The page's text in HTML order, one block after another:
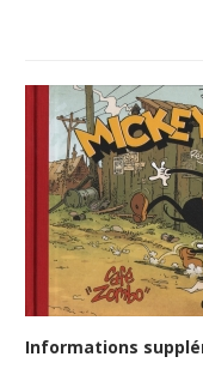
Informations